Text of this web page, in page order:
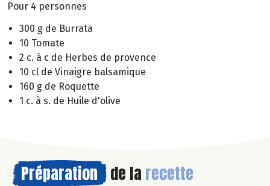
Pour 4 personnes
300 g de Burrata
10 Tomate
2 c. à c de Herbes de provence
10 cl de Vinaigre balsamique
160 g de Roquette
1 c. à s. de Huile d'olive
Préparation de la recette